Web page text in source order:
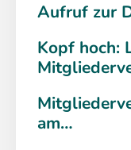
Aufruf zur
Kopf hoch:
am…